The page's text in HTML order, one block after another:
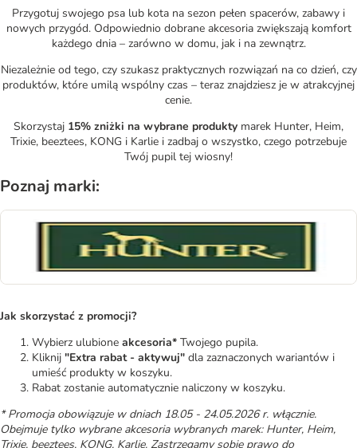
Przygotuj swojego psa lub kota na sezon pełen spacerów, zabawy i
nowych przygód. Odpowiednio dobrane akcesoria zwiększają komfort
każdego dnia – zarówno w domu, jak i na zewnątrz.
Niezależnie od tego, czy szukasz praktycznych rozwiązań na co dzień, czy
produktów, które umilą wspólny czas – teraz znajdziesz je w atrakcyjnej
cenie.
Skorzystaj 15% zniżki na wybrane produkty marek Hunter, Heim,
Trixie, beeztees, KONG i Karlie i zadbaj o wszystko, czego potrzebuje
Twój pupil tej wiosny!
Poznaj marki:
Jak skorzystać z promocji?
Wybierz ulubione akcesoria* Twojego pupila.
Kliknij "Extra rabat - aktywuj" dla zaznaczonych wariantów i
umieść produkty w koszyku.
Rabat zostanie automatycznie naliczony w koszyku.
* Promocja obowiązuje w dniach 18.05 - 24.05.2026 r. włącznie.
Obejmuje tylko wybrane akcesoria wybranych marek: Hunter, Heim,
Trixie, beeztees, KONG, Karlie. Zastrzegamy sobie prawo do